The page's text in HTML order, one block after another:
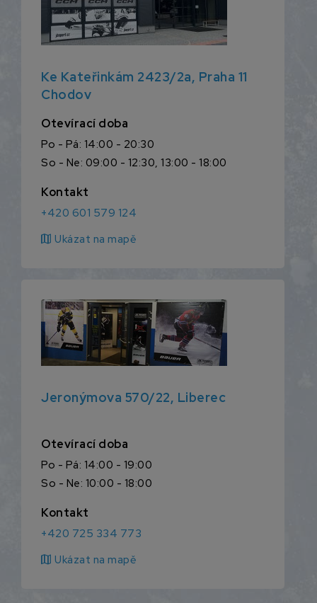
Ke Kateřinkám 2423/2a, Praha 11
Chodov
Otevírací doba
Po - Pá: 14:00 - 20:30
So - Ne: 09:00 - 12:30, 13:00 - 18:00
Kontakt
+420 601 579 124
map Ukázat na mapě
Jeronýmova 570/22, Liberec
Otevírací doba
Po - Pá: 14:00 - 19:00
So - Ne: 10:00 - 18:00
Kontakt
+420 725 334 773
map Ukázat na mapě